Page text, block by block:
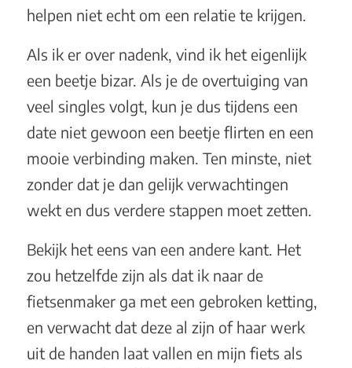
helpen niet echt om een relatie te krijgen.
Als ik er over nadenk, vind ik het eigenlijk
een beetje bizar. Als je de overtuiging van
veel singles volgt, kun je dus tijdens een
date niet gewoon een beetje flirten en een
mooie verbinding maken. Ten minste, niet
zonder dat je dan gelijk verwachtingen
wekt en dus verdere stappen moet zetten.
Bekijk het eens van een andere kant. Het
zou hetzelfde zijn als dat ik naar de
fietsenmaker ga met een gebroken ketting,
en verwacht dat deze al zijn of haar werk
uit de handen laat vallen en mijn fiets als